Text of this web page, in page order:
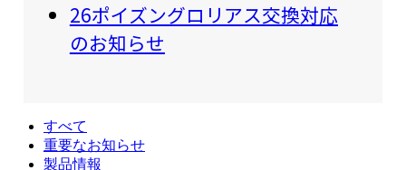
26ポイズングロリアス交換対応
のお知らせ
すべて
重要なお知らせ
製品情報